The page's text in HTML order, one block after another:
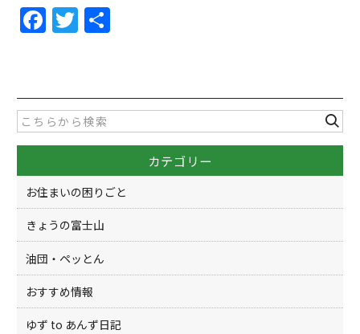
F
a
e
b
o
o
k
T
w
er
カテゴリー
お住まいの困りごと
きょうの富士山
油団・ペッとん
おすすめ情報
ゆず to あんず日記